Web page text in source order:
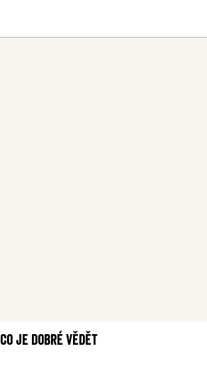
Co je dobré vědět